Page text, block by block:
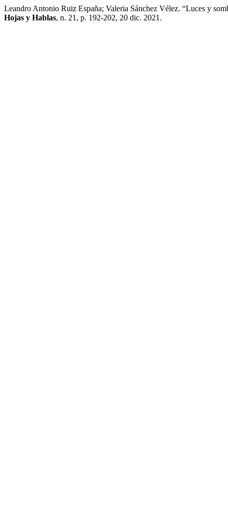
Leandro Antonio Ruiz España; Valeria Sánchez Vélez. “Luces y
Hojas y Hablas, n. 21, p. 192-202, 20 dic. 2021.